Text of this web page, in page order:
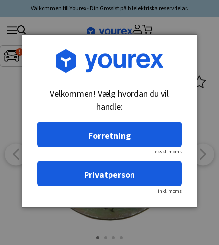
Välkommen till Yourex - Din Grossist på bilelektriska reservdelar.
Inget fordon valt▼
Søg
produkt,
producent,
Velkommen! Vælg hvordan du vil
handle:
Forretning
ekskl. moms
Privatperson
inkl. moms